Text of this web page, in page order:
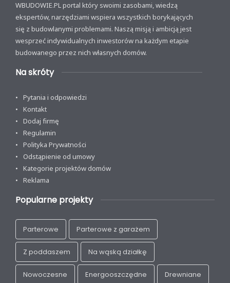
WBUDOWIE.PL portal który swoimi zasobami, wiedzą
ekspertów, narzędziami wspiera wszystkich borykających
się z budowlanymi problemami. Naszą misją i ambicją jest
wesprzeć indywidualnych inwestorów na każdym etapie
budowanego przez nich własnych domów.
Na skróty
Pytania i odpowiedzi
Kontakt
Dodaj firmę
Regulamin
Polityka Prywatności
Odstąpienie od umowy
Kategorie projektów domów
Reklama
Popularne projekty
Parterowe Parterowe z garażem
Z poddaszem Na wąską działkę
Nowoczesne Energooszczędne Drewniane